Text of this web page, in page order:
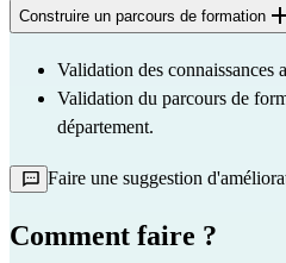
Construire un parcours de formation
Validation des connaissances
Validation du parcours de
département.
Faire une suggestion
Comment faire ?